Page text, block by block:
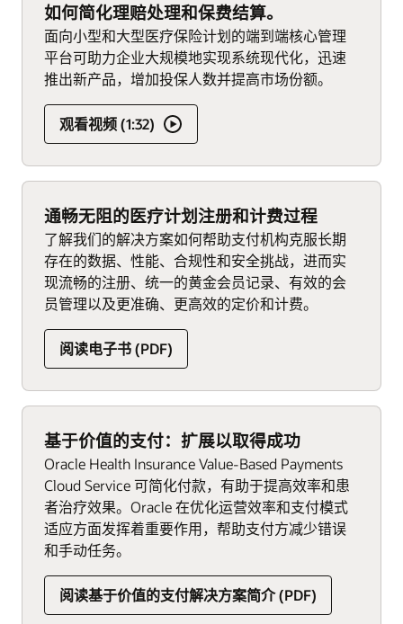
如何简化理赔处理和保费结算。
面向小型和大型医疗保险计划的端到端核心管理
平台可助力企业大规模地实现系统现代化，迅速
推出新产品，增加投保人数并提高市场份额。
观看视频 (1:32)
通畅无阻的医疗计划注册和计费过程
了解我们的解决方案如何帮助支付机构克服长期
存在的数据、性能、合规性和安全挑战，进而实
现流畅的注册、统一的黄金会员记录、有效的会
员管理以及更准确、更高效的定价和计费。
阅读电子书 (PDF)
基于价值的支付：扩展以取得成功
Oracle Health Insurance Value-Based Payments
Cloud Service 可简化付款，有助于提高效率和患
者治疗效果。Oracle 在优化运营效率和支付模式
适应方面发挥着重要作用，帮助支付方减少错误
和手动任务。
阅读基于价值的支付解决方案简介 (PDF)